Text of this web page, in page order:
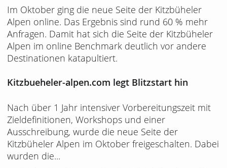
1562
views
Kommentare
likes
favorites
Im Oktober ging die neue Seite der Kitzbüheler
Alpen online. Das Ergebnis sind rund 60 % mehr
Anfragen. Damit hat sich die Seite der Kitzbüheler
Alpen im online Benchmark deutlich vor andere
Destinationen katapultiert.
Kitzbueheler-alpen.com legt Blitzstart hin
Nach über 1 Jahr intensiver Vorbereitungszeit mit
Zieldefinitionen, Workshops und einer
Ausschreibung, wurde die neue Seite der
Kitzbüheler Alpen im Oktober freigeschalten. Dabei
wurden die...